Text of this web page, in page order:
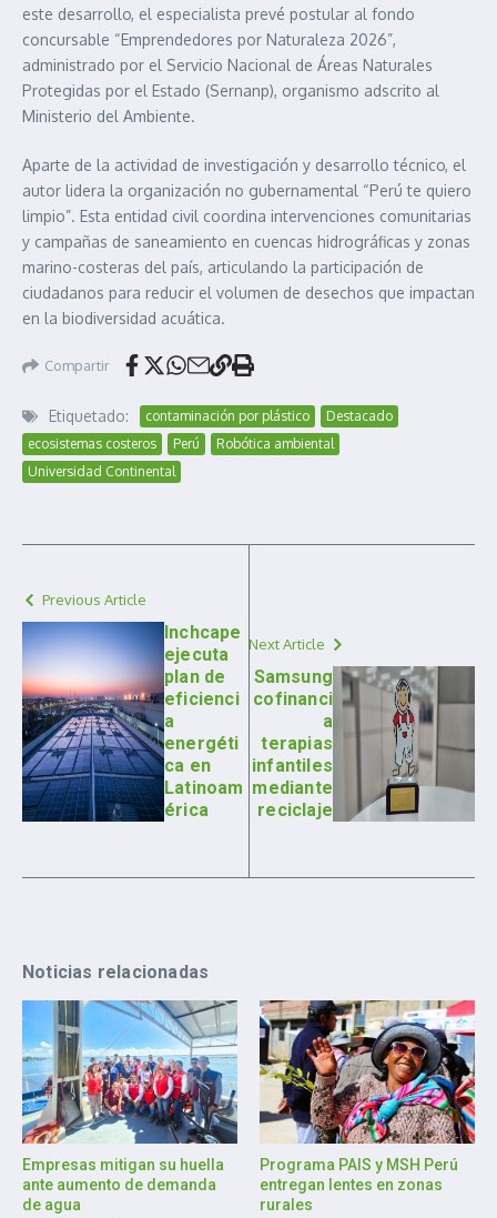
este desarrollo, el especialista prevé postular al fondo
concursable “Emprendedores por Naturaleza 2026”,
administrado por el Servicio Nacional de Áreas Naturales
Protegidas por el Estado (Sernanp), organismo adscrito al
Ministerio del Ambiente.
Aparte de la actividad de investigación y desarrollo técnico, el
autor lidera la organización no gubernamental “Perú te quiero
limpio”. Esta entidad civil coordina intervenciones comunitarias
y campañas de saneamiento en cuencas hidrográficas y zonas
marino-costeras del país, articulando la participación de
ciudadanos para reducir el volumen de desechos que impactan
en la biodiversidad acuática.
Compartir
Etiquetado: contaminación por plástico
Destacado
ecosistemas costeros
Perú
Robótica ambiental
Universidad Continental
Previous Article
Inchcape
ejecuta
plan de
eficienci
a
energéti
ca en
Latinoam
érica
Next Article
Samsung
cofinanci
a
terapias
infantiles
mediante
reciclaje
Noticias relacionadas
Empresas mitigan su huella
ante aumento de demanda
de agua
Programa PAIS y MSH Perú
entregan lentes en zonas
rurales